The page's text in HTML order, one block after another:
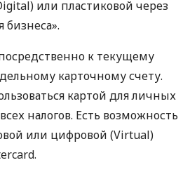
или пластиковой через
бизнеса».
к текущему
карточному счету.
картой для личных
налогов. Есть возможность
или цифровой (Virtual)